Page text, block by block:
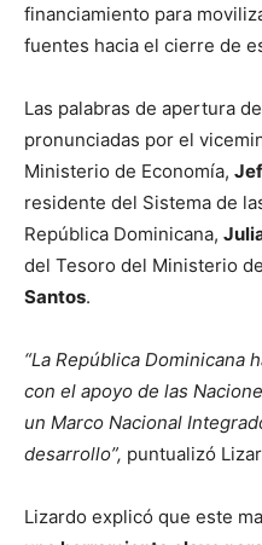
financiamiento para
fuentes hacia el cierre de
Las palabras de apertura
pronunciadas por el
Ministerio de Economía,
residente del Sistema de
República Dominicana,
del Tesoro del Ministerio
Santos.
“La República Dominicana
con el apoyo de las
un Marco Nacional
desarrollo”, puntualizó
Lizardo explicó que este